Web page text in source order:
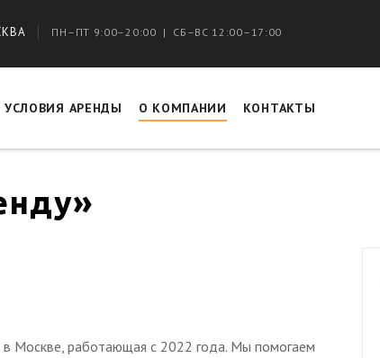
ПН–ПТ 9:00–20:00 | СБ–ВС 12:00–17:00
УСЛОВИЯ АРЕНДЫ О КОМПАНИИ КОНТАКТЫ
в Москве, работающая с 2022 года. Мы помогаем